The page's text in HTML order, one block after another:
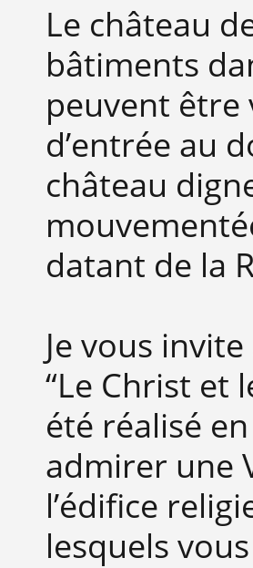
Le château
bâtiments
peuvent être
d’entrée au
château
datant de la
Je vous
“Le Christ et
été réalisé
admirer une
l’édifice
lesquels